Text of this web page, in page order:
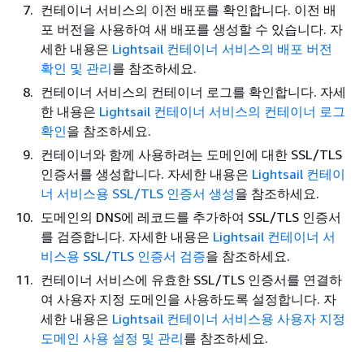
컨테이너 서비스의 이전 배포를 확인합니다. 이전 배
포 버전을 사용하여 새 배포를 생성할 수 있습니다. 자
세한 내용은 Lightsail 컨테이너 서비스의 배포 버전
확인 및 관리를 참조하세요.
컨테이너 서비스의 컨테이너 로그를 확인합니다. 자세
한 내용은 Lightsail 컨테이너 서비스의 컨테이너 로그
확인을 참조하세요.
컨테이너와 함께 사용하려는 도메인에 대한 SSL/TLS
인증서를 생성합니다. 자세한 내용은 Lightsail 컨테이
너 서비스용 SSL/TLS 인증서 생성을 참조하세요.
도메인의 DNS에 레코드를 추가하여 SSL/TLS 인증서
를 검증합니다. 자세한 내용은 Lightsail 컨테이너 서
비스용 SSL/TLS 인증서 검증을 참조하세요.
컨테이너 서비스에 유효한 SSL/TLS 인증서를 연결하
여 사용자 지정 도메인을 사용하도록 설정합니다. 자
세한 내용은 Lightsail 컨테이너 서비스용 사용자 지정
도메인 사용 설정 및 관리를 참조하세요.